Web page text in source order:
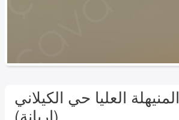
المنيهلة العليا حي الكيلاني
(اريانة)